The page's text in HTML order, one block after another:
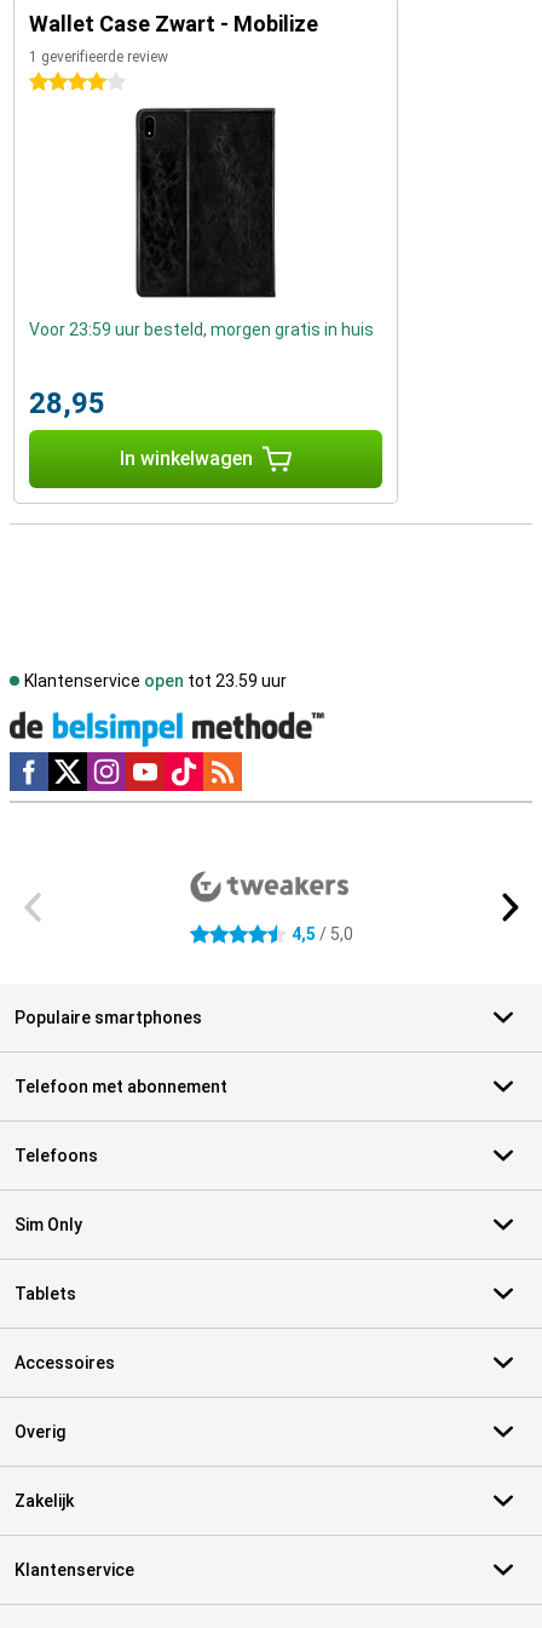
Wallet Case Zwart - Mobilize
1 geverifieerde review
4 sterren
Voor 23:59 uur besteld, morgen gratis in huis
28,95
In winkelwagen
Klantenservice open tot 23.59 uur
Social media
4.5 sterren 4,5 / 5,0
Populaire smartphones
Telefoon met abonnement
Telefoons
Sim Only
Tablets
Accessoires
Overig
Zakelijk
Klantenservice